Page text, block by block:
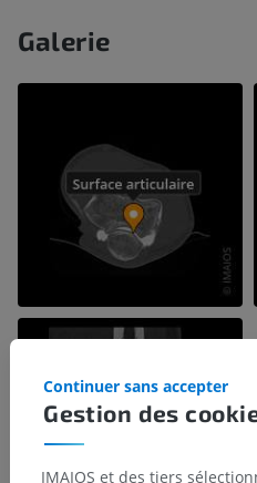
Galerie
Gestion des
Continuer sans accepter
IMAIOS et des tiers